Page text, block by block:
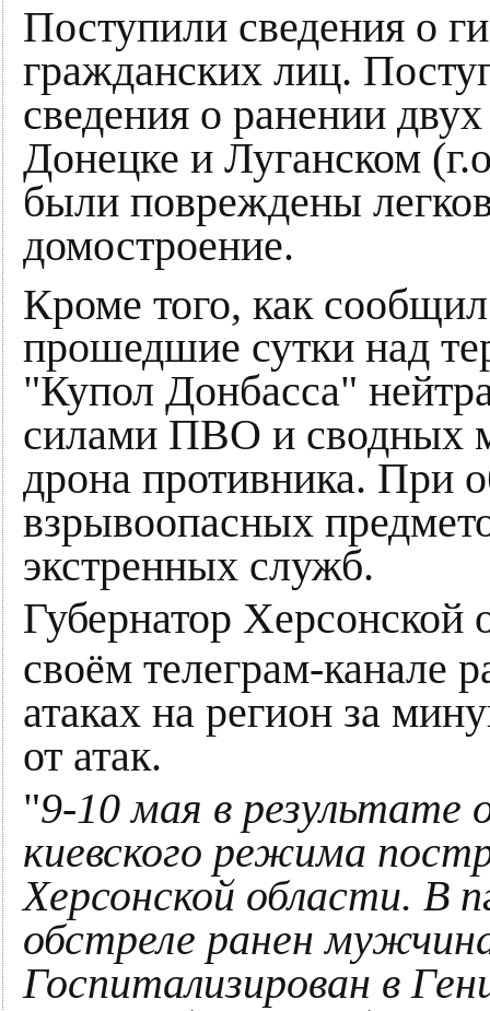
Поступили сведения о
гражданских лиц.
сведения о ранении
Донецке и Луганском
были повреждены
домостроение.
Кроме того, как сообщил
прошедшие сутки над
"Купол Донбасса"
силами ПВО и сводных
дрона противника. При
взрывоопасных
экстренных служб.
Губернатор Херсонской
своём телеграм-канале
атаках на регион за
от атак.
"9-10 мая в результате
киевского режима
Херсонской области. В
обстреле ранен
Госпитализирован в